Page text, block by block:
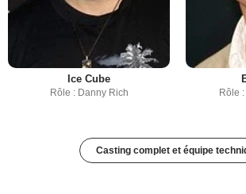
Ice Cube
Rôle : Danny Rich Rôle
Casting complet et équipe